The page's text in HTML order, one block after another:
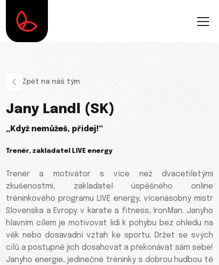
Zpět na náš tým
Jany Landl (SK)
„Když nemůžeš, přidej!“
Trenér, zakladatel LIVE energy
Trenér a motivátor s více než dvacetiletými
zkušenostmi, zakladatel úspěšného online
tréninkového programu LIVE energy, vícenásobný mistr
Slovenska a Evropy v karate a fitness, IronMan. Janyho
hlavním cílem je motivovat lidi k pohybu bez ohledu na
věk nebo dosavadní vztah ke sportu. Držet se svých
cílů a postupně jich dosahovat a překonávat sám sebe!
Janyho energie, jedinečné tréninky s dobrou hudbou tě